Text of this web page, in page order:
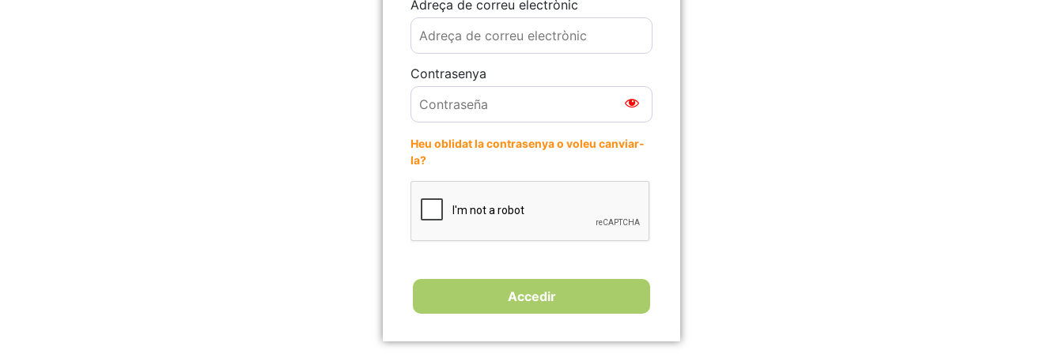
Adreça de correu electrònic
Contrasenya
Heu oblidat la contrasenya o voleu canviar-
la?